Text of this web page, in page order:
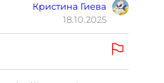
Кристина Гиева
18.10.2025